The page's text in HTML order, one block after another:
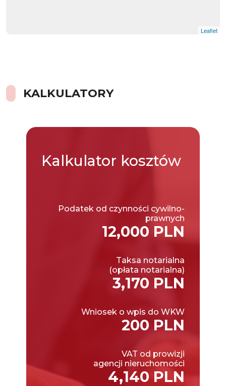
Leaflet
KALKULATORY
Kalkulator kosztów
Podatek od czynności cywilno-
prawnych
12,000 PLN
Taksa notarialna
(opłata notarialna)
3,170 PLN
Wniosek o wpis do WKW
200 PLN
VAT od prowizji
agencji nieruchomości
4,140 PLN